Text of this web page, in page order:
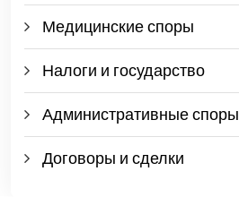
Медицинские споры
Налоги и государство
Административные споры
Договоры и сделки